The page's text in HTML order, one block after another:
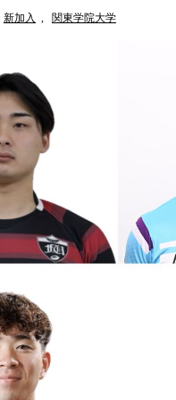
新加入 , 関東学院大学